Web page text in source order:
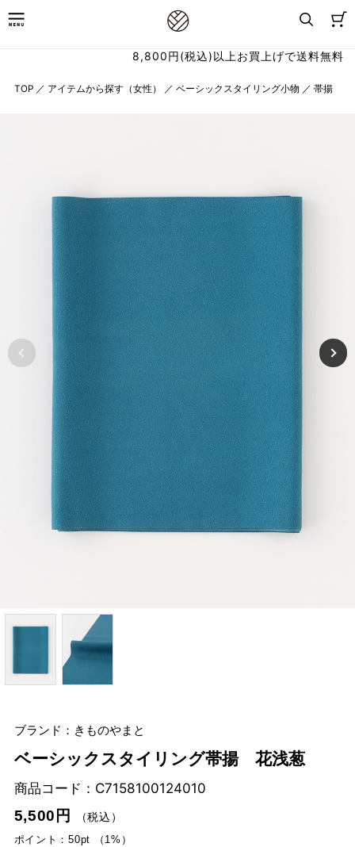
8,800円(税込)以上お買上げで送料無料
TOP ／ アイテムから探す（女性） ／ ベーシックスタイリング小物 ／ 帯揚
ブランド：きものやまと
ベーシックスタイリング帯揚 花浅葱
商品コード： C7158100124010
5,500円
（税込）
ポイント：50pt （1%）